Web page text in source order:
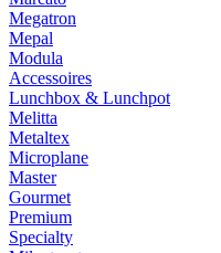
Megatron
Mepal
Modula
Accessoires
Lunchbox & Lunchpot
Melitta
Metaltex
Microplane
Master
Gourmet
Premium
Specialty